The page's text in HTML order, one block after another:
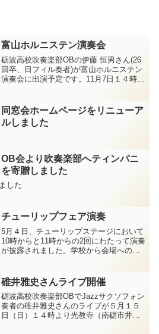
富山ホルニステン演奏会
砺波高校吹奏楽部OBの伊藤 恒男さん(26
回卒、日フィル奏者)が富山ホルニステン
演奏会に出演予定です。11月7日１４時か
は無料です。ぜひお越し下さい。
同窓会ホームページをリニューア
ルしました
OB会より吹奏楽部へティンパニ
を寄贈しました
した
チューリップフェア演奏
5月４日、チューリップステージにおいて
10時からと11時からの2回にわたって演奏
が披露されました。学校から会場への楽
碓井雅史さんライブ開催
砺波高校吹奏楽部OBでJazzサクソフォン
奏者の碓井雅史さんのライブが５月１５
日（日）１４時より光教寺（南砺市井波